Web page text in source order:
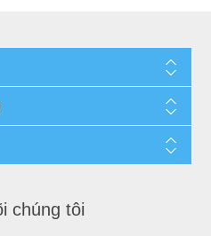
chúng tôi